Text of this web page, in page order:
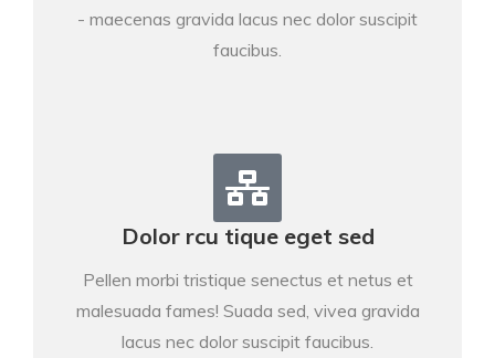
- maecenas gravida lacus nec dolor suscipit
faucibus.
Dolor rcu tique eget sed
Pellen morbi tristique senectus et netus et
malesuada fames! Suada sed, vivea gravida
lacus nec dolor suscipit faucibus.